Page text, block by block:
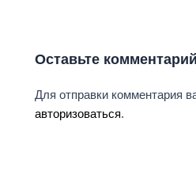
Оставьте комментарий
Для отправки комментария
авторизоваться.